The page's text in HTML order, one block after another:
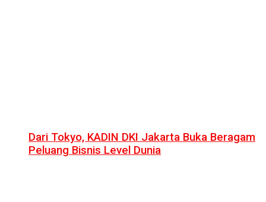
Dari Tokyo, KADIN DKI Jakarta Buka Beragam
Peluang Bisnis Level Dunia